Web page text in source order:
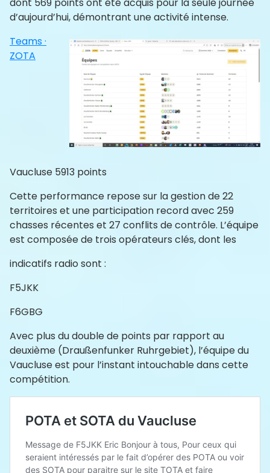
dont 569 points ont été acquis pour la seule journée
d’aujourd’hui, démontrant une activité intense.
Teams ·
ZOTA
Vaucluse 5913 points
Cette performance repose sur la gestion de 22
territoires et une participation record avec 259
chasses récentes et 27 conflits de contrôle. L’équipe
est composée de trois opérateurs clés, dont les
indicatifs radio sont :
F5JKK
F6GBG
Avec plus du double de points par rapport au
deuxième (Draußenfunker Ruhrgebiet), l’équipe du
Vaucluse est pour l’instant intouchable dans cette
compétition.